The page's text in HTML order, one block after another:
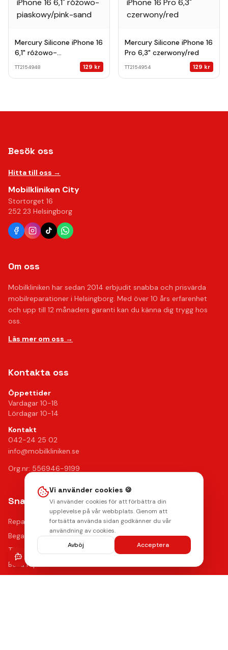
Mercury Silicone iPhone 16
6,1" różowo-
piaskowy/pink-sand
TT2154948 129 kr
Mercury Silicone iPhone 16
Pro 6,3" czerwony/red
TT2154954 129 kr
Besök oss
Hitta till oss →
Mobilkliniken City
Stortorget 16
252 23 Helsingborg
Om oss
Mobilkliniken har sedan 2014 erbjudit snabba och prisvärda
mobilreparationer i Helsingborg. Med över 10 års erfarenhet
och upp till 12 månaders garanti kan du känna dig trygg hos
oss.
Läs mer om oss →
Kontakta oss
Öppettider
Vardagar 10-18
Lördagar 10-14
Kontakt
042-24 25 02
info@mobilkliniken.se
Org.nr: 556946-9199
Snabblänkar
Reparationer
Begagnade mobiler
Tillbehör
Boka reparation
Vi använder cookies 🍪
Vi använder cookies för att förbättra din
upplevelse på vår webbplats. Genom att
fortsätta använda sidan godkänner du vår
användning av cookies.
Avböj
Acceptera